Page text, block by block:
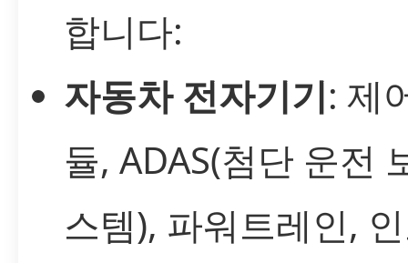
합니다:
자동차 전자기기: 제
듈, ADAS(첨단 운전
스템), 파워트레인,